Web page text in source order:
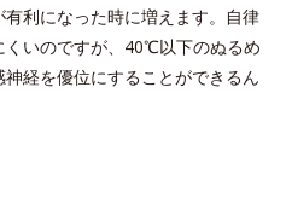
利になった時に増えます。自律
いのですが、40℃以下のぬるめ
経を優位にすることができるん